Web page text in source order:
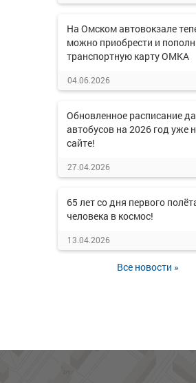
На Омском автовокзале
можно приобрести и
транспортную карту ОМКА
04.06.2026
Обновленное расписание
автобусов на 2026 год уже
сайте!
27.04.2026
65 лет со дня первого
человека в космос!
13.04.2026
Все новости »